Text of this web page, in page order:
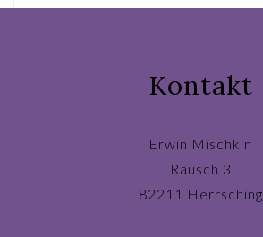
Kontakt
Erwin Mischkin
Rausch 3
82211 Herrsching